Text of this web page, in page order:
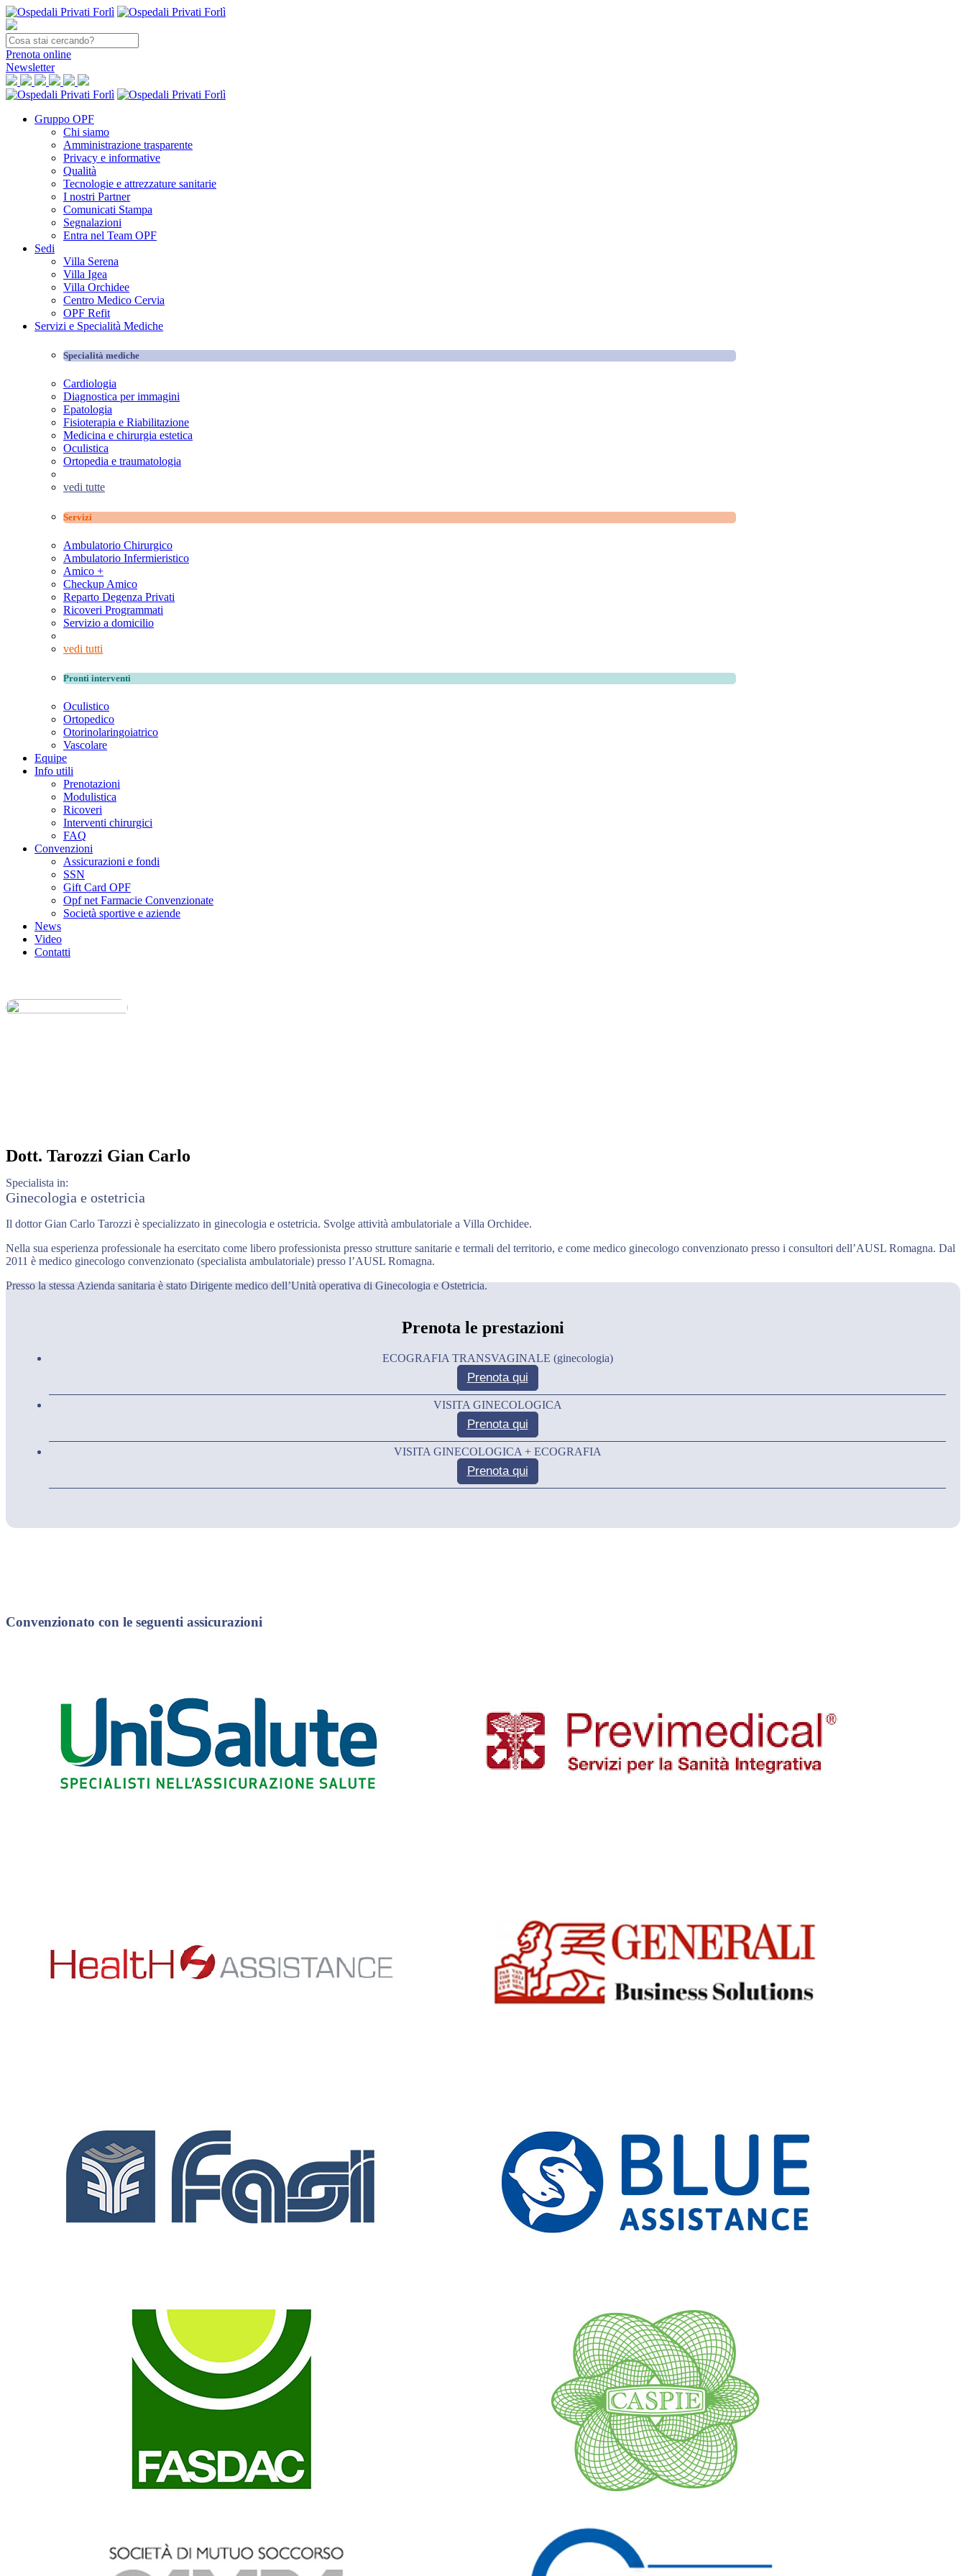
Prenota online
Newsletter
Gruppo OPF
Chi siamo
Amministrazione trasparente
Privacy e informative
Qualità
Tecnologie e attrezzature sanitarie
I nostri Partner
Comunicati Stampa
Segnalazioni
Entra nel Team OPF
Sedi
Villa Serena
Villa Igea
Villa Orchidee
Centro Medico Cervia
OPF Refit
Servizi e Specialità Mediche
Specialità mediche
Cardiologia
Diagnostica per immagini
Epatologia
Fisioterapia e Riabilitazione
Medicina e chirurgia estetica
Oculistica
Ortopedia e traumatologia
vedi tutte
Servizi
Ambulatorio Chirurgico
Ambulatorio Infermieristico
Amico +
Checkup Amico
Reparto Degenza Privati
Ricoveri Programmati
Servizio a domicilio
vedi tutti
Pronti interventi
Oculistico
Ortopedico
Otorinolaringoiatrico
Vascolare
Equipe
Info utili
Prenotazioni
Modulistica
Ricoveri
Interventi chirurgici
FAQ
Convenzioni
Assicurazioni e fondi
SSN
Gift Card OPF
Opf net Farmacie Convenzionate
Società sportive e aziende
News
Video
Contatti
Dott. Tarozzi Gian Carlo
Specialista in:
Ginecologia e ostetricia
Il dottor Gian Carlo Tarozzi è specializzato in ginecologia e ostetricia. Svolge attività ambulatoriale a Villa Orchidee.
Nella sua esperienza professionale ha esercitato come libero professionista presso strutture sanitarie e termali del territorio, e come medico ginecologo convenzionato presso i consultori dell’AUSL Romagna. Dal
2011 è medico ginecologo convenzionato (specialista ambulatoriale) presso l’AUSL Romagna.
Presso la stessa Azienda sanitaria è stato Dirigente medico dell’Unità operativa di Ginecologia e Ostetricia.
Prenota le prestazioni
ECOGRAFIA TRANSVAGINALE (ginecologia)
Prenota qui
VISITA GINECOLOGICA
Prenota qui
VISITA GINECOLOGICA + ECOGRAFIA
Prenota qui
Convenzionato con le seguenti assicurazioni